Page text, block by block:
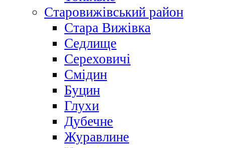
Старовижівський район
Стара Вижівка
Седлище
Сереховичі
Смідин
Буцин
Глухи
Дубечне
Журавлине